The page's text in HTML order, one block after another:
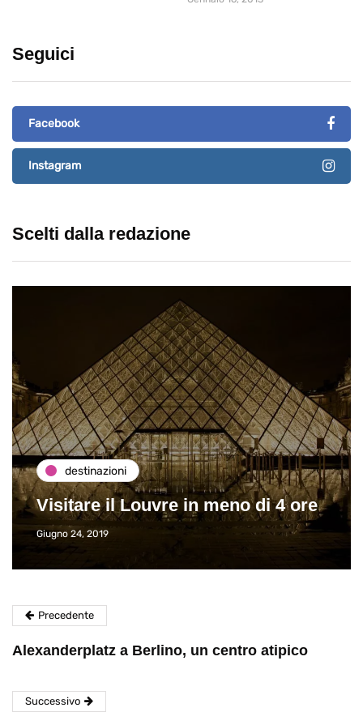
Seguici
Facebook
Instagram
Scelti dalla redazione
destinazioni
Visitare il Louvre in meno di 4 ore
Giugno 24, 2019
Precedente
Alexanderplatz a Berlino, un centro atipico
Successivo